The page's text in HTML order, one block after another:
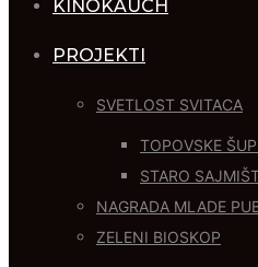
KINOKAUCH
PROJEKTI
SVETLOST SVITACA
TOPOVSKE
STARO
NAGRADA MLADE
ZELENI BIOSKOP